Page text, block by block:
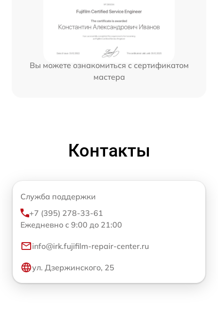
Вы можете ознакомиться с сертификатом
мастера
Контакты
Служба поддержки
+7 (395) 278-33-61
Ежедневно с 9:00 до 21:00
info@irk.fujifilm-repair-center.ru
ул. Дзержинского, 25